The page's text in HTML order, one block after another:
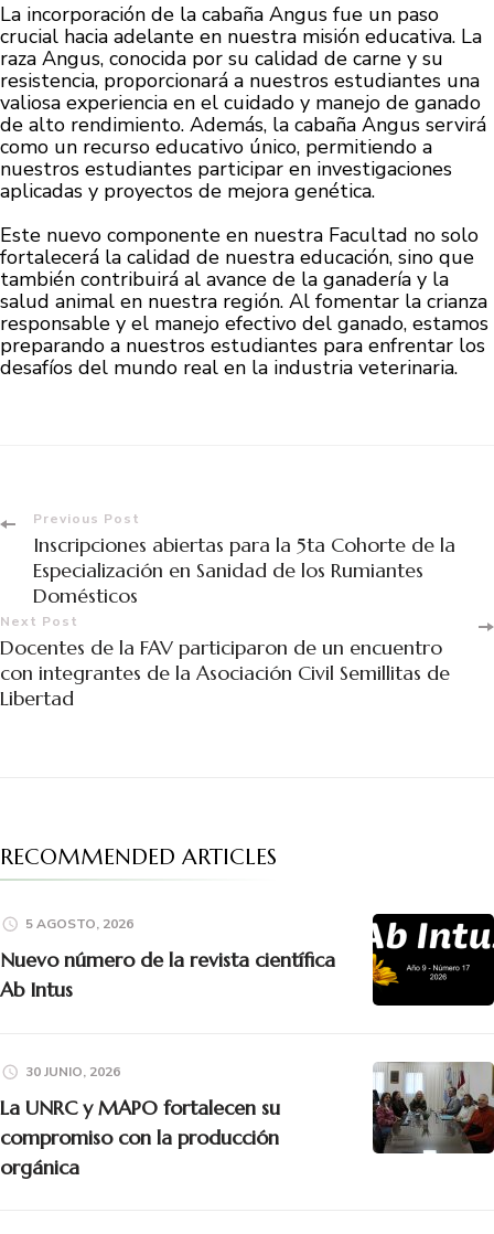
La incorporación de la cabaña Angus fue un paso
crucial hacia adelante en nuestra misión educativa. La
raza Angus, conocida por su calidad de carne y su
resistencia, proporcionará a nuestros estudiantes una
valiosa experiencia en el cuidado y manejo de ganado
de alto rendimiento. Además, la cabaña Angus servirá
como un recurso educativo único, permitiendo a
nuestros estudiantes participar en investigaciones
aplicadas y proyectos de mejora genética.
Este nuevo componente en nuestra Facultad no solo
fortalecerá la calidad de nuestra educación, sino que
también contribuirá al avance de la ganadería y la
salud animal en nuestra región. Al fomentar la crianza
responsable y el manejo efectivo del ganado, estamos
preparando a nuestros estudiantes para enfrentar los
desafíos del mundo real en la industria veterinaria.
Previous Post
Inscripciones abiertas para la 5ta Cohorte de la
Especialización en Sanidad de los Rumiantes
Domésticos
Next Post
Docentes de la FAV participaron de un encuentro
con integrantes de la Asociación Civil Semillitas de
Libertad
RECOMMENDED ARTICLES
5 AGOSTO, 2026
Nuevo número de la revista científica
Ab Intus
30 JUNIO, 2026
La UNRC y MAPO fortalecen su
compromiso con la producción
orgánica